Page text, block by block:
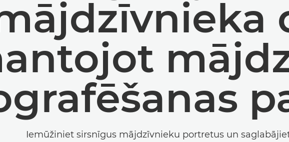
Iemūžiniet sirsnīgus mājdzīvnieku portretus un